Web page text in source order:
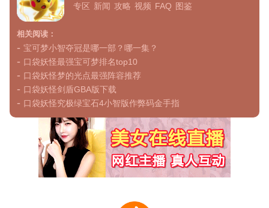
专区 新闻 攻略 视频 FAQ 图鉴
相关阅读：
-宝可梦小智夺冠是哪一部？哪一集？
- 口袋妖怪最强宝可梦排名top10
- 口袋妖怪梦的光点最强阵容推荐
- 口袋妖怪剑盾GBA版下载
- 口袋妖怪究极绿宝石4小智版作弊码金手指